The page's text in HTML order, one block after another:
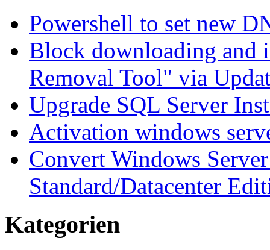
Powershell to set new
Block downloading and
Removal Tool" via
Upgrade SQL Server
Activation windows
Convert Windows
Standard/Datacenter
Kategorien